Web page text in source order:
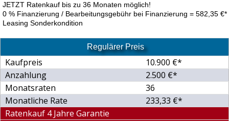
JETZT Ratenkauf bis zu 36 Monaten möglich!
0 % Finanzierung / Bearbeitungsgebühr bei Finanzierung = 582,35 €*
Leasing Sonderkondition
Regulärer Preis
Kaufpreis
10.900 €*
Anzahlung
2.500 €*
Monatsraten
36
Monatliche Rate
233,33 €*
Ratenkauf 4 Jahre Garantie